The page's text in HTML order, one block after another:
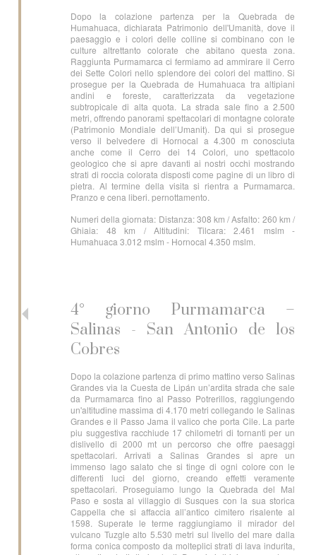
Dopo la colazione partenza per la Quebrada de
Humahuaca, dichiarata Patrimonio dell'Umanità, dove il
paesaggio e i colori delle colline si combinano con le
culture altrettanto colorate che abitano questa zona.
Raggiunta Purmamarca ci fermiamo ad ammirare il Cerro
dei Sette Colori nello splendore dei colori del mattino. Si
prosegue per la Quebrada de Humahuaca tra altipiani
andini e foreste, caratterizzata da vegetazione
subtropicale di alta quota. La strada sale fino a 2.500
metri, offrendo panorami spettacolari di montagne colorate
(Patrimonio Mondiale dell’Umanit). Da qui si prosegue
verso il belvedere di Hornocal a 4.300 m conosciuta
anche come il Cerro dei 14 Colori, uno spettacolo
geologico che si apre davanti ai nostri occhi mostrando
strati di roccia colorata disposti come pagine di un libro di
pietra. Al termine della visita si rientra a Purmamarca.
Pranzo e cena liberi. pernottamento.
Numeri della giornata: Distanza: 308 km / Asfalto: 260 km /
Ghiaia: 48 km / Altitudini: Tilcara: 2.461 mslm -
Humahuaca 3.012 mslm - Hornocal 4.350 mslm.
4° giorno Purmamarca –
Salinas - San Antonio de los
Cobres
Dopo la colazione partenza di primo mattino verso Salinas
Grandes via la Cuesta de Lipán un’ardita strada che sale
da Purmamarca fino al Passo Potrerillos, raggiungendo
un'altitudine massima di 4.170 metri collegando le Salinas
Grandes e il Passo Jama il valico che porta Cile. La parte
piu suggestiva racchiude 17 chilometri di tornanti per un
dislivello di 2000 mt un percorso che offre paesaggi
spettacolari. Arrivati a Salinas Grandes si apre un
immenso lago salato che si tinge di ogni colore con le
differenti luci del giorno, creando effetti veramente
spettacolari. Proseguiamo lungo la Quebrada del Mal
Paso e sosta al villaggio di Susques con la sua storica
Cappella che si affaccia all’antico cimitero risalente al
1598. Superate le terme raggiungiamo il mirador del
vulcano Tuzgle alto 5.530 metri sul livello del mare dalla
forma conica composto da molteplici strati di lava indurita,